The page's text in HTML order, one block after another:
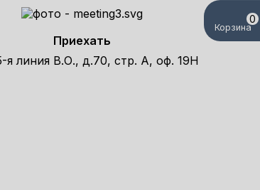
Приехать
я линия В.О., д.70, стр. А, оф. 19Н
Корзина
0